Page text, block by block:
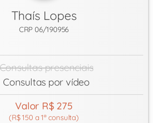
Thaís Lopes
CRP 06/190956
Consultas presenciais
Consultas por vídeo
Valor R$ 275
(R$ 150 a 1ª consulta)